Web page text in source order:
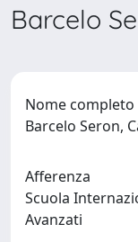
Barcelo
Nome completo
Barcelo Seron,
Afferenza
Scuola
Avanzati